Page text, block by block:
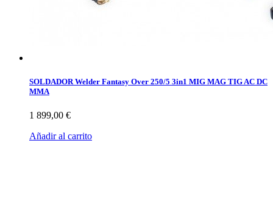
SOLDADOR Welder Fantasy Over 250/5 3in1 MIG MAG TIG AC DC
MMA
1 899,00 €
Añadir al carrito